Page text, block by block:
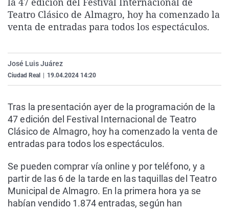
La rosa de los vientos
Gente viajera
Caso
Retornados
Extremadura
Galicia
Virales
Televisión
Teatro Clásico de Almagro, hoy ha comenzado la
venta de entradas para todos los espectáculos.
José Luis Juárez
Ciudad Real 19.04.2024 14:20
Tras la presentación ayer de la programación de la
47 edición del Festival Internacional de Teatro
Clásico de Almagro, hoy ha comenzado la venta de
entradas para todos los espectáculos.
Se pueden comprar vía online y por teléfono, y a
partir de las 6 de la tarde en las taquillas del Teatro
Municipal de Almagro. En la primera hora ya se
habían vendido 1.874 entradas, según han